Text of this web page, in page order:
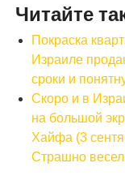
Читайте
Покраска
Израиле
сроки и
Скоро и в
на большой
Хайфа (3
Страшно